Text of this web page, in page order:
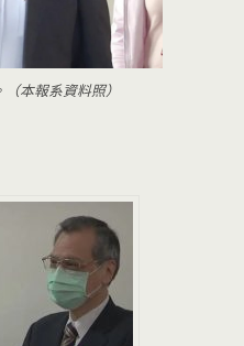
本報系資料照）